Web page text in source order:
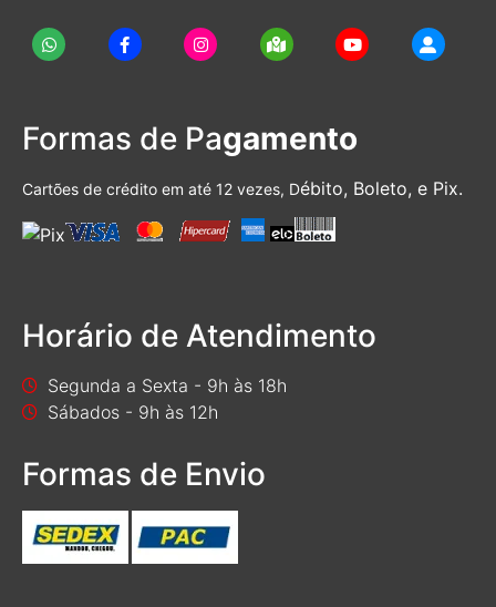
Formas de Pagamento
Cartões de crédito em até 12 vezes, Débito, Boleto, e Pix.
Horário de Atendimento
Segunda a Sexta - 9h às 18h
Sábados - 9h às 12h
Formas de Envio